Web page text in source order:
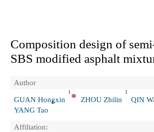
Composition design of
SBS modified asphalt
Author
GUAN Hongxin
1
ZHOU Zhilin
1
QIN
YANG Tao
4
Affiliation: